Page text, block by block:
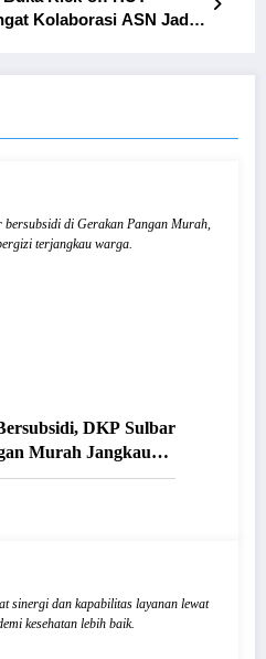
Kolaborasi ASN Jadi
di Gerakan Pangan Murah,
terjangkau warga.
DKP Sulbar
Murah Jangkau
sinergi dan kapabilitas layanan lewat
kesehatan lebih baik.